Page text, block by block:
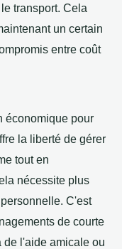
transport. Cela
un certain
entre coût
économique pour
la liberté de gérer
tout en
nécessite plus
C'est
de courte
de l'aide amicale ou